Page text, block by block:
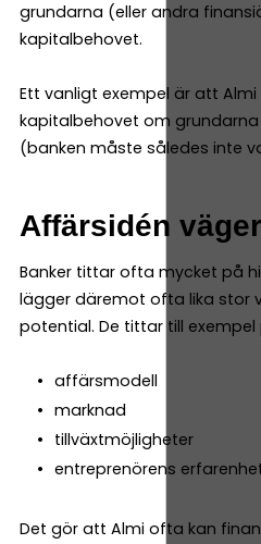
grundarna (eller andra
kapitalbehovet.
Ett vanligt exempel är att
kapitalbehovet om
(banken måste således inte
Affärsidén
Banker tittar ofta mycket på
lägger däremot ofta lika stor
potential. De tittar till exempel
affärsmodell
marknad
tillväxtmöjligheter
entreprenörens
Det gör att Almi ofta kan